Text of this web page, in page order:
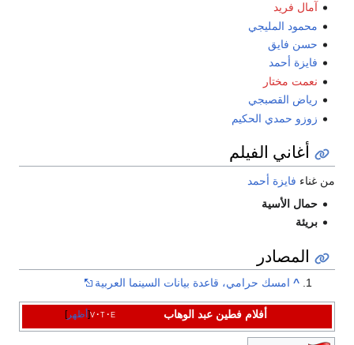
آمال فريد
محمود المليجي
حسن فايق
فايزة أحمد
نعمت مختار
رياض القصبجي
زوزو حمدي الحكيم
أغاني الفيلم
من غناء فايزة أحمد
حمال الأسية
بريئة
المصادر
^ امسك حرامي، قاعدة بيانات السينما العربية
أظهر v t e أفلام فطين عبد الوهاب